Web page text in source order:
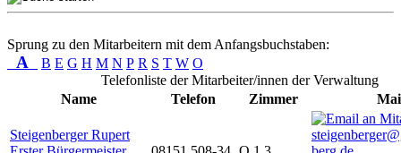
Sprung zu den Mitarbeitern mit dem Anfangsbuchstaben:
A B E G H M N P R S T W O
Telefonliste der Mitarbeiter/innen der Verwaltung
Name
Telefon Zimmer
Steigenberger Rupert